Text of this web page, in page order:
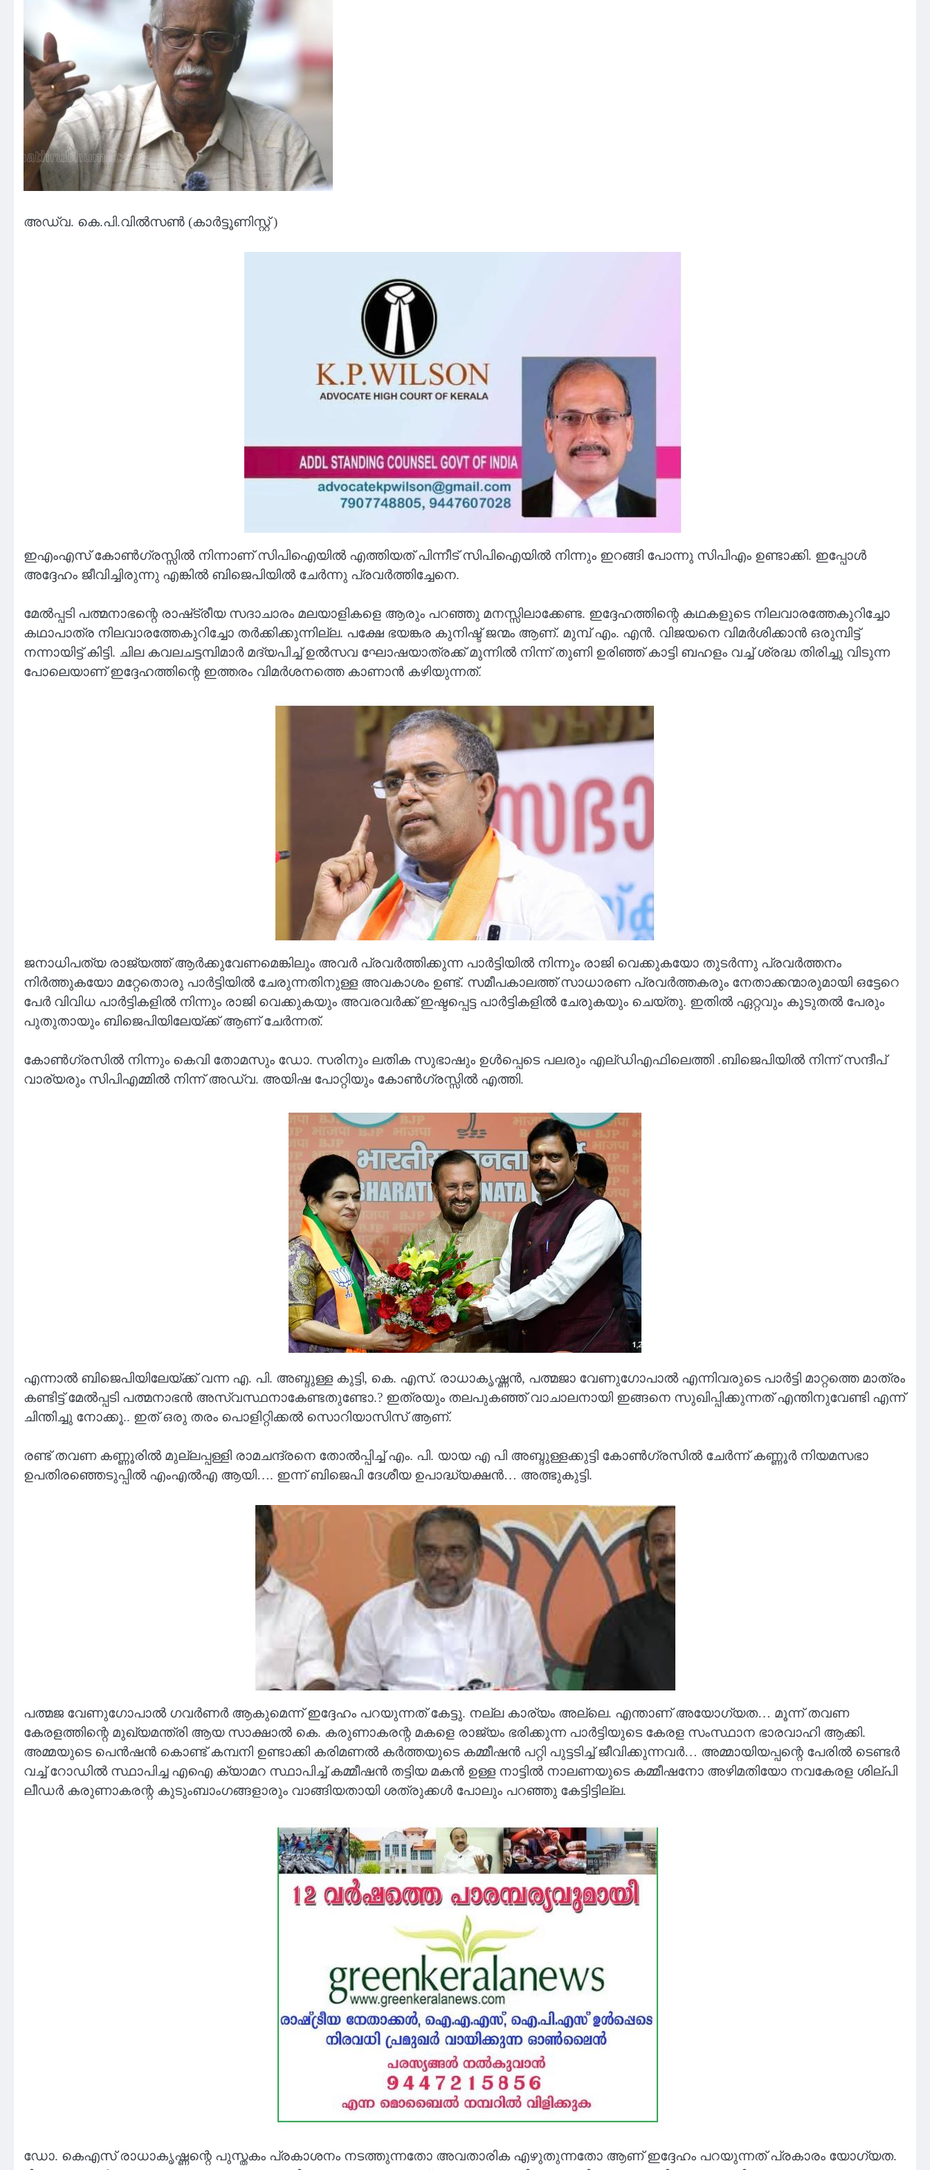
അഡ്വ. കെ.പി.വിൽസൺ (കാർട്ടൂണിസ്റ്റ് )
ഇഎംഎസ് കോൺഗ്രസ്സിൽ നിന്നാണ് സിപിഐയിൽ എത്തിയത് പിന്നീട് സിപിഐയിൽ നിന്നും ഇറങ്ങി പോന്നു സിപിഎം ഉണ്ടാക്കി. ഇപ്പോൾ
അദ്ദേഹം ജീവിച്ചിരുന്നു എങ്കിൽ ബിജെപിയിൽ ചേർന്നു പ്രവർത്തിച്ചേനെ.
മേൽപ്പടി പത്മനാഭന്റെ രാഷ്‌ട്രീയ സദാചാരം മലയാളികളെ ആരും പറഞ്ഞു മനസ്സിലാക്കേണ്ട. ഇദ്ദേഹത്തിന്റെ കഥകളുടെ നിലവാരത്തേകുറിച്ചോ
കഥാപാത്ര നിലവാരത്തേകുറിച്ചോ തർക്കിക്കുന്നില്ല. പക്ഷേ ഭയങ്കര കുനിഷ്ട് ജന്മം ആണ്. മുമ്പ് എം. എൻ. വിജയനെ വിമർശിക്കാൻ ഒരുമ്പിട്ട്
നന്നായിട്ട് കിട്ടി. ചില കവലചട്ടമ്പിമാർ മദ്യപിച്ച് ഉൽസവ ഘോഷയാത്രക്ക് മുന്നിൽ നിന്ന് തുണി ഉരിഞ്ഞ് കാട്ടി ബഹളം വച്ച് ശ്രദ്ധ തിരിച്ചു വിടുന്ന
പോലെയാണ് ഇദ്ദേഹത്തിന്റെ ഇത്തരം വിമർശനത്തെ കാണാന്‍ കഴിയുന്നത്.
ജനാധിപത്യ രാജ്യത്ത് ആർക്കുവേണമെങ്കിലും അവർ പ്രവര്‍ത്തിക്കുന്ന പാർട്ടിയിൽ നിന്നും രാജി വെക്കുകയോ തുടർന്നു പ്രവര്‍ത്തനം
നിർത്തുകയോ മറ്റേതൊരു പാർട്ടിയിൽ ചേരുന്നതിനുള്ള അവകാശം ഉണ്ട്. സമീപകാലത്ത് സാധാരണ പ്രവർത്തകരും നേതാക്കന്മാരുമായി ഒട്ടേറെ
പേർ വിവിധ പാർട്ടികളിൽ നിന്നും രാജി വെക്കുകയും അവരവർക്ക് ഇഷ്ടപ്പെട്ട പാർട്ടികളിൽ ചേരുകയും ചെയ്തു. ഇതിൽ ഏറ്റവും കൂടുതൽ പേരും
പുതുതായും ബിജെപിയിലേയ്ക്ക് ആണ് ചേർന്നത്.
കോൺഗ്രസിൽ നിന്നും കെവി തോമസും ഡോ. സരിനും ലതിക സുഭാഷും ഉൾപ്പെടെ പലരും എല്ഡിഎഫിലെത്തി .ബിജെപിയിൽ നിന്ന് സന്ദീപ്
വാര്യരും സിപിഎമ്മിൽ നിന്ന് അഡ്വ. അയിഷ പോറ്റിയും കോൺഗ്രസ്സിൽ എത്തി.
എന്നാൽ ബിജെപിയിലേയ്ക്ക് വന്ന എ. പി. അബ്ദുള്ള കുട്ടി, കെ. എസ്. രാധാകൃഷ്ണൻ, പത്മജാ വേണുഗോപാൽ എന്നിവരുടെ പാർട്ടി മാറ്റത്തെ മാത്രം
കണ്ടിട്ട് മേൽപ്പടി പത്മനാഭൻ അസ്വസ്ഥനാകേണ്ടതുണ്ടോ.? ഇത്രയും തലപുകഞ്ഞ് വാചാലനായി ഇങ്ങനെ സുഖിപ്പിക്കുന്നത് എന്തിനുവേണ്ടി എന്ന്
ചിന്തിച്ചു നോക്കൂ.. ഇത് ഒരു തരം പൊളിറ്റിക്കല്‍ സൊറിയാസിസ് ആണ്.
രണ്ട് തവണ കണ്ണൂരിൽ മുല്ലപ്പള്ളി രാമചന്ദ്രനെ തോൽപ്പിച്ച് എം. പി. യായ എ പി അബ്ദുള്ളക്കുട്ടി കോൺഗ്രസിൽ ചേർന്ന് കണ്ണൂർ നിയമസഭാ
ഉപതിരഞ്ഞെടുപ്പില്‍ എംഎൽഎ ആയി…. ഇന്ന് ബിജെപി ദേശീയ ഉപാദ്ധ്യക്ഷൻ… അത്ഭുകുട്ടി.
പത്മജ വേണുഗോപാൽ ഗവർണർ ആകുമെന്ന് ഇദ്ദേഹം പറയുന്നത് കേട്ടു. നല്ല കാര്യം അല്ലെ. എന്താണ് അയോഗ്യത… മൂന്ന് തവണ
കേരളത്തിന്റെ മുഖ്യമന്ത്രി ആയ സാക്ഷാൽ കെ. കരുണാകരന്റ മകളെ രാജ്യം ഭരിക്കുന്ന പാര്‍ട്ടിയുടെ കേരള സംസ്ഥാന ഭാരവാഹി ആക്കി.
അമ്മയുടെ പെൻഷൻ കൊണ്ട് കമ്പനി ഉണ്ടാക്കി കരിമണല്‍ കർത്തയുടെ കമ്മീഷൻ പറ്റി പുട്ടടിച്ച് ജീവിക്കുന്നവർ… അമ്മായിയപ്പന്റെ പേരില്‍ ടെണ്ടര്‍
വച്ച് റോഡിൽ സ്ഥാപിച്ച എഐ ക്യാമറ സ്ഥാപിച്ച് കമ്മീഷൻ തട്ടിയ മകൻ ഉള്ള നാട്ടില്‍ നാലണയുടെ കമ്മീഷനോ അഴിമതിയോ നവകേരള ശില്പി
ലീഡര്‍ കരുണാകരന്റ കുടുംബാംഗങ്ങളാരും വാങ്ങിയതായി ശത്രുക്കൾ പോലും പറഞ്ഞു കേട്ടിട്ടില്ല.
ഡോ. കെഎസ് രാധാകൃഷ്ണന്റെ പുസ്തകം പ്രകാശനം നടത്തുന്നതോ അവതാരിക എഴുതുന്നതോ ആണ് ഇദ്ദേഹം പറയുന്നത് പ്രകാരം യോഗ്യത.